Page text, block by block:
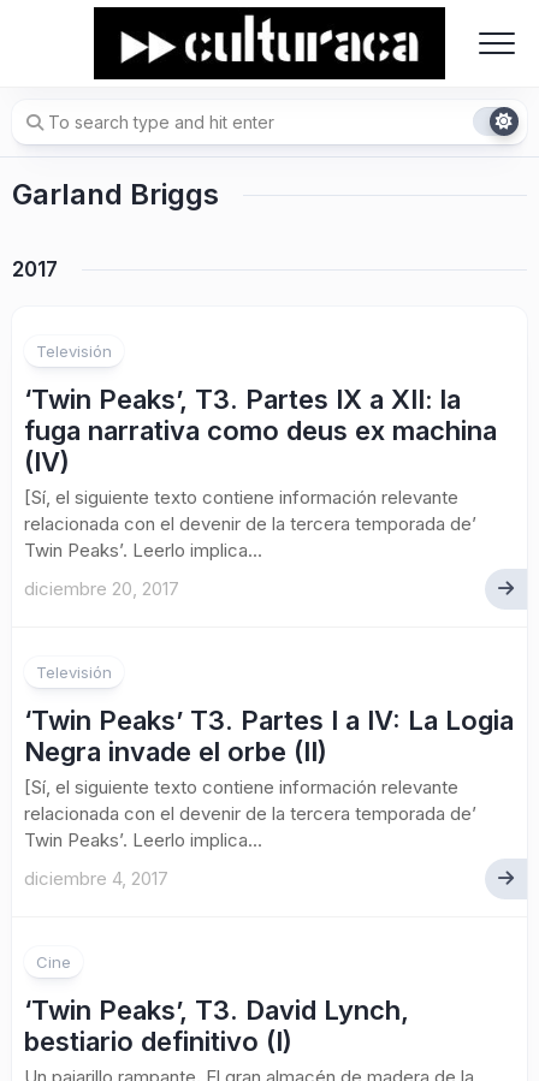
Garland Briggs
2017
Televisión
‘Twin Peaks’, T3. Partes IX a XII: la
fuga narrativa como deus ex machina
(IV)
[Sí, el siguiente texto contiene información relevante
relacionada con el devenir de la tercera temporada de’
Twin Peaks’. Leerlo implica...
diciembre 20, 2017
Televisión
‘Twin Peaks’ T3. Partes I a IV: La Logia
Negra invade el orbe (II)
[Sí, el siguiente texto contiene información relevante
relacionada con el devenir de la tercera temporada de’
Twin Peaks’. Leerlo implica...
diciembre 4, 2017
Cine
‘Twin Peaks’, T3. David Lynch,
bestiario definitivo (I)